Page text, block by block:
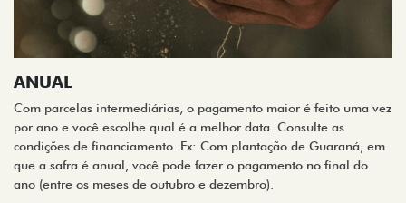
ANUAL
Com parcelas intermediárias, o pagamento maior é feito uma vez
por ano e você escolhe qual é a melhor data. Consulte as
condições de financiamento. Ex: Com plantação de Guaraná, em
que a safra é anual, você pode fazer o pagamento no final do
ano (entre os meses de outubro e dezembro).